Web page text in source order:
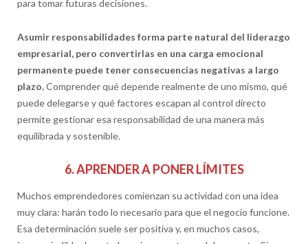
para tomar futuras decisiones.
Asumir responsabilidades forma parte natural del liderazgo
empresarial, pero convertirlas en una carga emocional
permanente puede tener consecuencias negativas a largo
plazo.Comprender qué depende realmente de uno mismo, qué
puede delegarse y qué factores escapan al control directo
permite gestionar esa responsabilidad de una manera más
equilibrada y sostenible.
6. APRENDER A PONER LÍMITES
Muchos emprendedores comienzan su actividad con una idea
muy clara: harán todo lo necesario para que el negocio funcione.
Esa determinación suele ser positiva y, en muchos casos,